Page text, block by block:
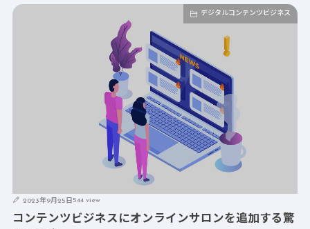
デジタルコンテンツビジネス
2023年9月25日544 view
コンテンツビジネスにオンラインサロンを追加する驚